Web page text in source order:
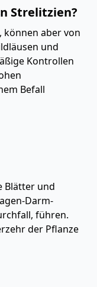
Strelitzien?
aber von
und
Kontrollen
Befall
Blätter und
Darm-
führen.
der Pflanze